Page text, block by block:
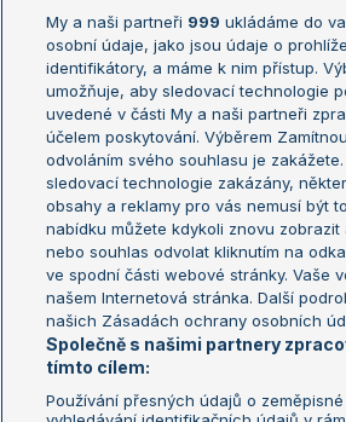
Žebříček ATP (muži)
Žebříček WTA (ženy)
Sázkařský žebříček
Australian
French Open
Wimbledon
US Open
Turnaj mistrů
Turnaj
Aktualní trendy
Fotbalové přestupy
Livesport Daily
LS Prague Open
My a naši partneři 999 ukládáme do
osobní údaje, jako jsou údaje o
identifikátory, a máme k nim přístup.
umožňuje, aby sledovací technologie
uvedené v části My a naši partneři
účelem poskytování. Výběrem
odvoláním svého souhlasu je
sledovací technologie zakázány,
obsahy a reklamy pro vás nemusí být
nabídku můžete kdykoli znovu zobrazit
nebo souhlas odvolat kliknutím na
ve spodní části webové stránky. Vaše
našem Internetová stránka. Další
našich Zásadách ochrany osobních
Společně s našimi partnery
tímto cílem:
Používání přesných údajů o